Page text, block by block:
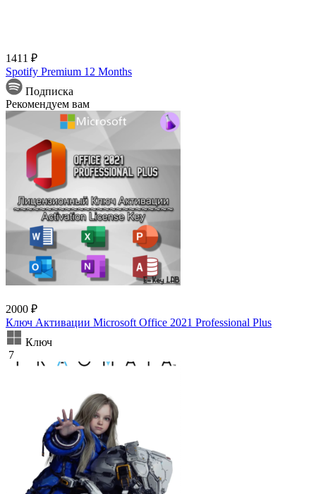
1411 ₽
Spotify Premium 12 Months
Подписка
Рекомендуем вам
2000 ₽
Ключ Активации Microsoft Office 2021 Professional Plus
Ключ
7